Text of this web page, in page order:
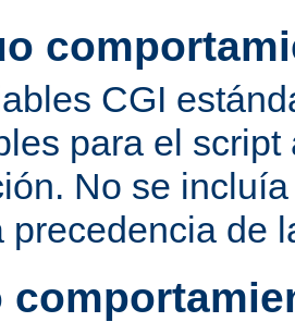
CGI
para el
No se
precedencia de